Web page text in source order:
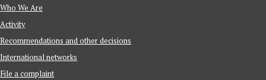
Who We Are
Activity
Recommendations and other decisions
International networks
File a complaint